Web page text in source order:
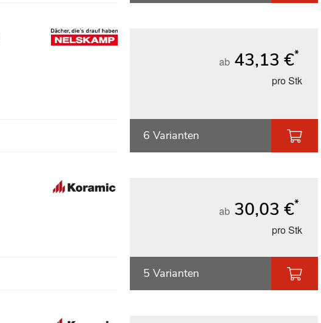
ab 43,13 €*
pro Stk
6 Varianten
ab 30,03 €*
pro Stk
5 Varianten